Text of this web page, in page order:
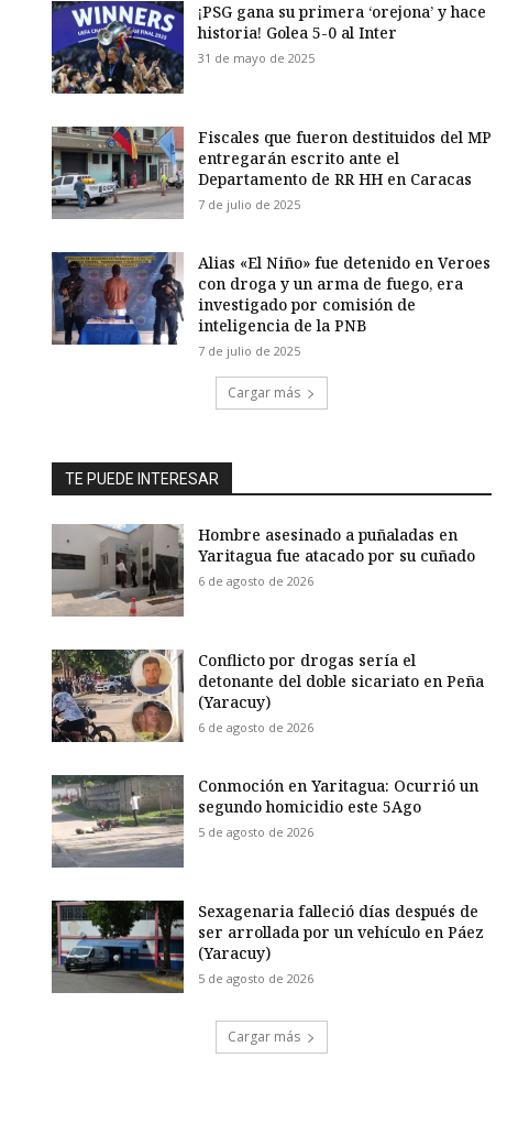
¡PSG gana su primera ‘orejona’ y hace
historia! Golea 5-0 al Inter
31 de mayo de 2025
Fiscales que fueron destituidos del MP
entregarán escrito ante el
Departamento de RR HH en Caracas
7 de julio de 2025
Alias «El Niño» fue detenido en Veroes
con droga y un arma de fuego, era
investigado por comisión de
inteligencia de la PNB
7 de julio de 2025
Cargar más
TE PUEDE INTERESAR
Hombre asesinado a puñaladas en
Yaritagua fue atacado por su cuñado
6 de agosto de 2026
Conflicto por drogas sería el
detonante del doble sicariato en Peña
(Yaracuy)
6 de agosto de 2026
Conmoción en Yaritagua: Ocurrió un
segundo homicidio este 5Ago
5 de agosto de 2026
Sexagenaria falleció días después de
ser arrollada por un vehículo en Páez
(Yaracuy)
5 de agosto de 2026
Cargar más